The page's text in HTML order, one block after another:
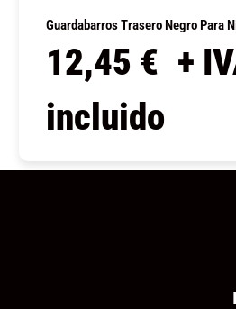
Guardabarros Trasero Negro Para
12,45 € +
incluido